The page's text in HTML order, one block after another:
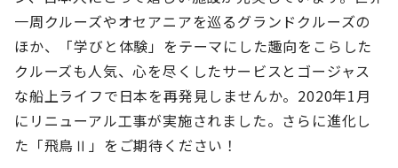
一周クルーズやオセアニアを巡るグランドクルーズの
ほか、「学びと体験」をテーマにした趣向をこらした
クルーズも人気、心を尽くしたサービスとゴージャス
な船上ライフで日本を再発見しませんか。 2020年1月
にリニューアル工事が実施されました。さらに進化し
た「飛鳥Ⅱ」をご期待ください！